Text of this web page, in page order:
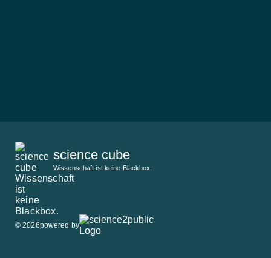
science cube
Wissenschaft ist keine Blackbox.
© 2026powered by